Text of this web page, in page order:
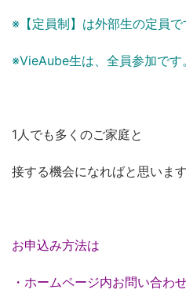
※【定員制】は外部生の定員で
※VieAube生は、全員参加です。
1人でも多くのご家庭と
接する機会になればと思います
お申込み方法は
・ホームページ内お問い合わ